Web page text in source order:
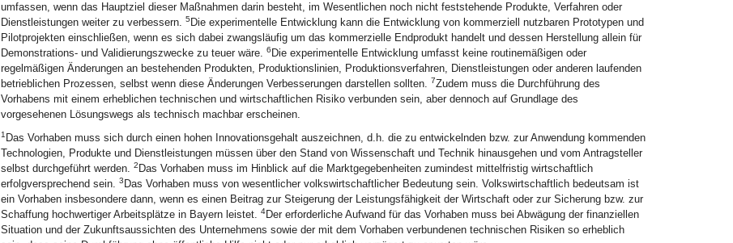
umfassen, wenn das Hauptziel dieser Maßnahmen darin besteht, im Wesentlichen noch nicht feststehende Produkte, Verfahren oder
Dienstleistungen weiter zu verbessern. 5 Die experimentelle Entwicklung kann die Entwicklung von kommerziell nutzbaren Prototypen und
Pilotprojekten einschließen, wenn es sich dabei zwangsläufig um das kommerzielle Endprodukt handelt und dessen Herstellung allein für
Demonstrations- und Validierungszwecke zu teuer wäre. 6 Die experimentelle Entwicklung umfasst keine routinemäßigen oder
regelmäßigen Änderungen an bestehenden Produkten, Produktionslinien, Produktionsverfahren, Dienstleistungen oder anderen laufenden
betrieblichen Prozessen, selbst wenn diese Änderungen Verbesserungen darstellen sollten. 7Zudem muss die Durchführung des
Vorhabens mit einem erheblichen technischen und wirtschaftlichen Risiko verbunden sein, aber dennoch auf Grundlage des
vorgesehenen Lösungswegs als technisch machbar erscheinen.
1 Das Vorhaben muss sich durch einen hohen Innovationsgehalt auszeichnen, d.h. die zu entwickelnden bzw. zur Anwendung kommenden
Technologien, Produkte und Dienstleistungen müssen über den Stand von Wissenschaft und Technik hinausgehen und vom Antragsteller
selbst durchgeführt werden. 2 Das Vorhaben muss im Hinblick auf die Marktgegebenheiten zumindest mittelfristig wirtschaftlich
erfolgversprechend sein. 3 Das Vorhaben muss von wesentlicher volkswirtschaftlicher Bedeutung sein. Volkswirtschaftlich bedeutsam ist
ein Vorhaben insbesondere dann, wenn es einen Beitrag zur Steigerung der Leistungsfähigkeit der Wirtschaft oder zur Sicherung bzw. zur
Schaffung hochwertiger Arbeitsplätze in Bayern leistet. 4Der erforderliche Aufwand für das Vorhaben muss bei Abwägung der finanziellen
Situation und der Zukunftsaussichten des Unternehmens sowie der mit dem Vorhaben verbundenen technischen Risiken so erheblich